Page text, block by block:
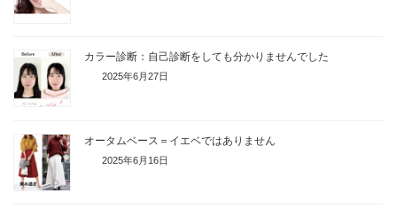
カラー診断：自己診断をしても分かりませんでした
2025年6月27日
オータムベース＝イエベではありません
2025年6月16日